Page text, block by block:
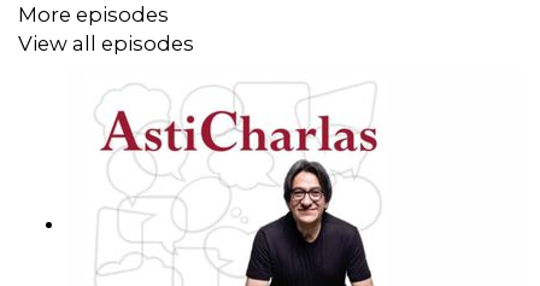
Tienda:
More episodes
View all episodes